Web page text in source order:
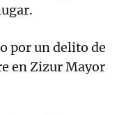
por un delito de
en Zizur Mayor